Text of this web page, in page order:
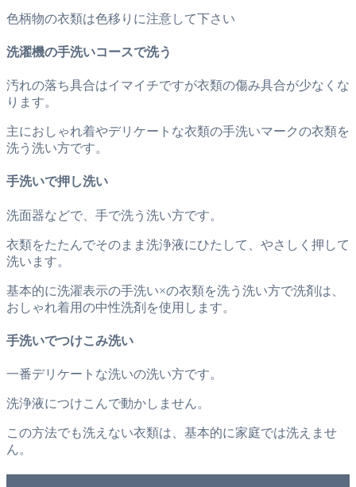
色柄物の衣類は色移りに注意して下さい
洗濯機の手洗いコースで洗う
汚れの落ち具合はイマイチですが衣類の傷み具合が少なくな
ります。
主におしゃれ着やデリケートな衣類の手洗いマークの衣類を
洗う洗い方です。
手洗いで押し洗い
洗面器などで、手で洗う洗い方です。
衣類をたたんでそのまま洗浄液にひたして、やさしく押して
洗います。
基本的に洗濯表示の手洗い×の衣類を洗う洗い方で洗剤は、
おしゃれ着用の中性洗剤を使用します。
手洗いでつけこみ洗い
一番デリケートな洗いの洗い方です。
洗浄液につけこんで動かしません。
この方法でも洗えない衣類は、基本的に家庭では洗えませ
ん。